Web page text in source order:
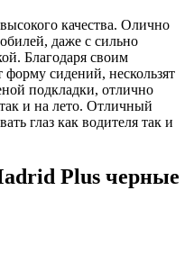
качества. Олично
даже с сильно
Благодаря своим
сидений, нескользят
подкладки, отлично
и на лето. Отличный
глаз как водителя так и
Plus черные